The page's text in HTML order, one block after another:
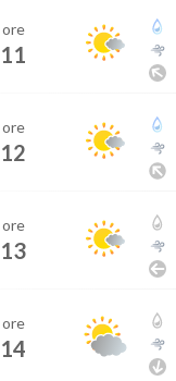
ore
11
ore
12
ore
13
ore
14